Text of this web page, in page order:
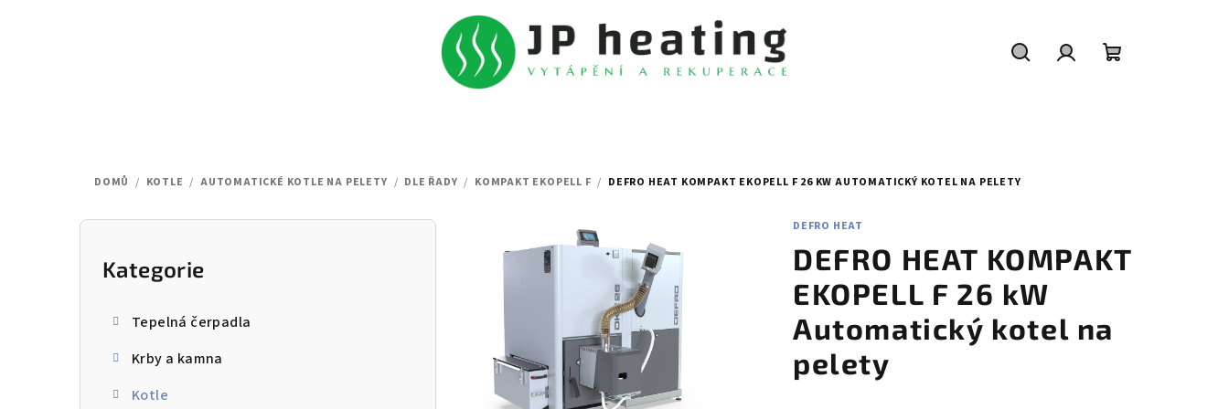
DOMŮ / KOTLE / AUTOMATICKÉ KOTLE NA PELETY / DLE ŘADY / KOMPAKT EKOPELL F / DEFRO HEAT KOMPAKT EKOPELL F 26 KW AUTOMATICKÝ KOTEL NA PELETY
P
Přeskočit
kategorie
Kategorie
Tepelná čerpadla
Krby a kamna
Kotle
DEFRO HEAT
DEFRO HEAT KOMPAKT
EKOPELL F 26 kW
Automatický kotel na
pelety